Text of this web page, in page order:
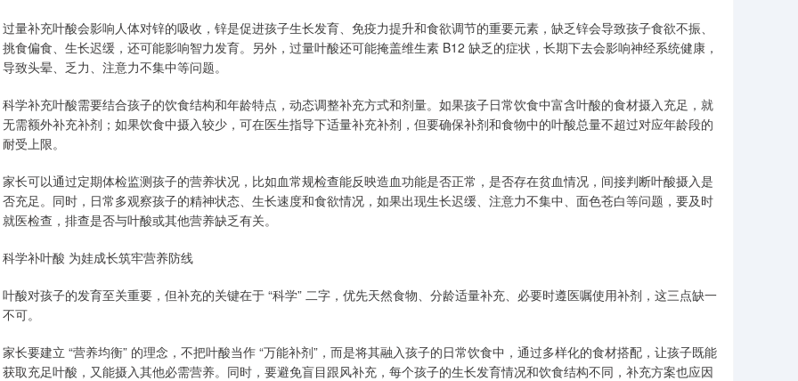
过量补充叶酸会影响人体对锌的吸收，锌是促进孩子生长发育、免疫力提升和食欲调节的重要元素，缺乏锌会导致孩子食欲不振、
挑食偏食、生长迟缓，还可能影响智力发育。另外，过量叶酸还可能掩盖维生素 B12 缺乏的症状，长期下去会影响神经系统健康，
导致头晕、乏力、注意力不集中等问题。
科学补充叶酸需要结合孩子的饮食结构和年龄特点，动态调整补充方式和剂量。如果孩子日常饮食中富含叶酸的食材摄入充足，就
无需额外补充补剂；如果饮食中摄入较少，可在医生指导下适量补充补剂，但要确保补剂和食物中的叶酸总量不超过对应年龄段的
耐受上限。
家长可以通过定期体检监测孩子的营养状况，比如血常规检查能反映造血功能是否正常，是否存在贫血情况，间接判断叶酸摄入是
否充足。同时，日常多观察孩子的精神状态、生长速度和食欲情况，如果出现生长迟缓、注意力不集中、面色苍白等问题，要及时
就医检查，排查是否与叶酸或其他营养缺乏有关。
科学补叶酸 为娃成长筑牢营养防线
叶酸对孩子的发育至关重要，但补充的关键在于 “科学” 二字，优先天然食物、分龄适量补充、必要时遵医嘱使用补剂，这三点缺一
不可。
家长要建立 “营养均衡” 的理念，不把叶酸当作 “万能补剂”，而是将其融入孩子的日常饮食中，通过多样化的食材搭配，让孩子既能
获取充足叶酸，又能摄入其他必需营养。同时，要避免盲目跟风补充，每个孩子的生长发育情况和饮食结构不同，补充方案也应因